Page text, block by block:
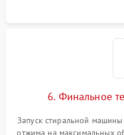
6. Финальное
Запуск стиральной
отжима на максимальных